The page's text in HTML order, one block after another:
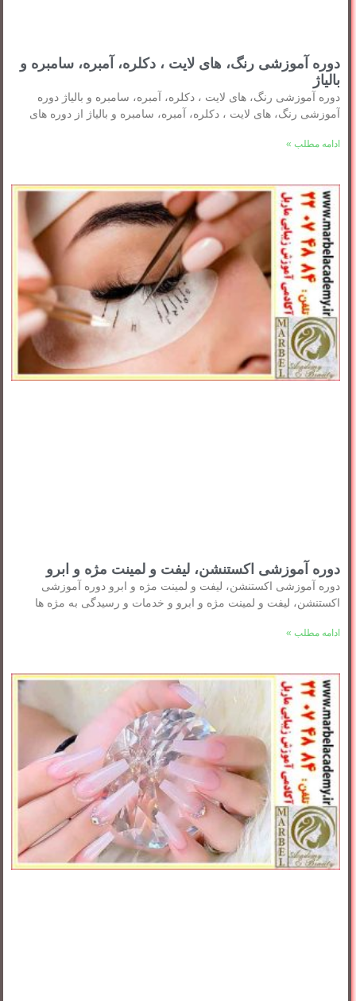
دوره آموزشی رنگ، های لایت ، دکلره، آمبره، سامبره و
بالیاژ
دوره آموزشی رنگ، های لایت ، دکلره، آمبره، سامبره و بالیاژ دوره
آموزشی رنگ، های لایت ، دکلره، آمبره، سامبره و بالیاژ از دوره های
ادامه مطلب »
دوره آموزشی اکستنشن، لیفت و لمینت مژه و ابرو
دوره آموزشی اکستنشن، لیفت و لمینت مژه و ابرو دوره آموزشی
اکستنشن، لیفت و لمینت مژه و ابرو و خدمات و رسیدگی به مژه ها
ادامه مطلب »